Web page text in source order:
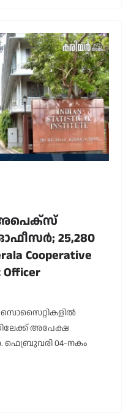
25,280
Cooperative
Officer
അപേക്ഷ
ഫെബ്രുവരി 04-നകം